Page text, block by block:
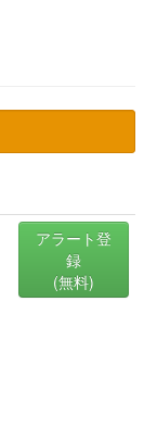
アラート登
録
(無料)